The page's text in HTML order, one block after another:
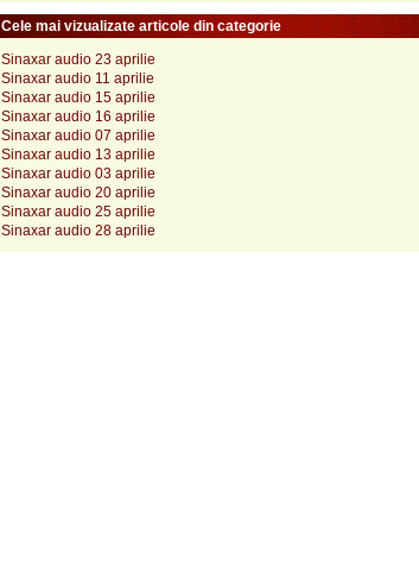
Cele mai vizualizate articole din categorie
Sinaxar audio 23 aprilie
Sinaxar audio 11 aprilie
Sinaxar audio 15 aprilie
Sinaxar audio 16 aprilie
Sinaxar audio 07 aprilie
Sinaxar audio 13 aprilie
Sinaxar audio 03 aprilie
Sinaxar audio 20 aprilie
Sinaxar audio 25 aprilie
Sinaxar audio 28 aprilie